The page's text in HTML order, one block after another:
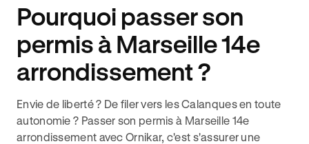
Pourquoi passer son
permis à Marseille 14e
arrondissement ?
Envie de liberté ? De filer vers les Calanques en toute
autonomie ? Passer son permis à Marseille 14e
arrondissement avec Ornikar, c'est s'assurer une